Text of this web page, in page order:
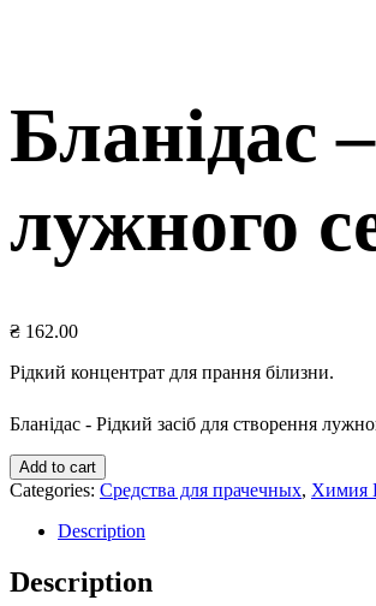
Бланідас
лужного
₴ 162.00
Рідкий концентрат для прання білизни.
Бланідас - Рідкий засіб для створення
Add to cart
Categories: Средства для прачечных, Химия
Description
Description